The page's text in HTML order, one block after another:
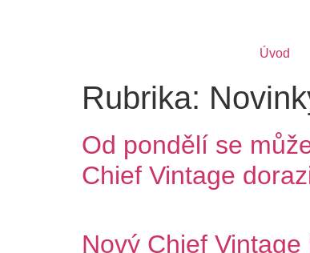
Úvod
Rubrika:
Od pondělí se
Chief Vintage
Nový Chief Vintage